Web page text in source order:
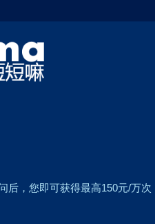
置信的超短网址
便地创建简单到难以置信的超